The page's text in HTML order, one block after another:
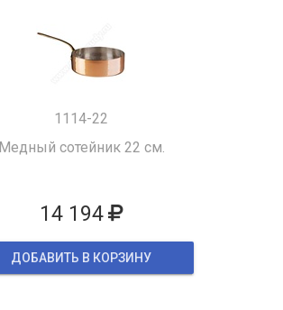
1114-22
Медный сотейник 22 см.
14 194
ДОБАВИТЬ В КОРЗИНУ